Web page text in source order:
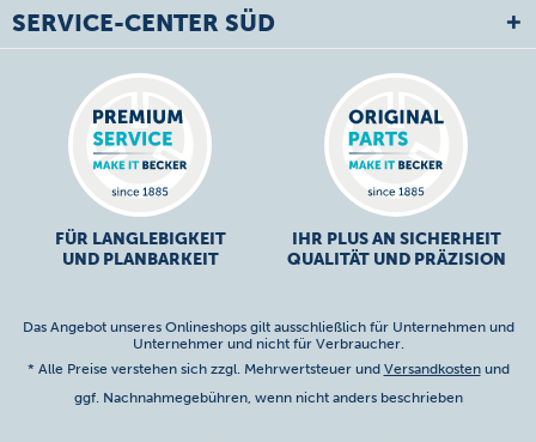
SERVICE-CENTER SÜD
FÜR LANGLEBIGKEIT
UND PLANBARKEIT
IHR PLUS AN SICHERHEIT
QUALITÄT UND PRÄZISION
Das Angebot unseres Onlineshops gilt ausschließlich für Unternehmen und
Unternehmer und nicht für Verbraucher.
* Alle Preise verstehen sich zzgl. Mehrwertsteuer und Versandkostenund
ggf. Nachnahmegebühren, wenn nicht anders beschrieben